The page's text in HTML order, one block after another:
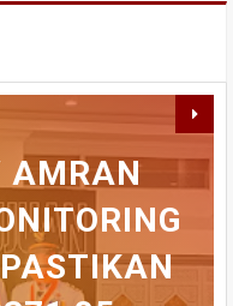
GUNUNG
DAN
DEPAN
SAAT
DAN
AMRAN